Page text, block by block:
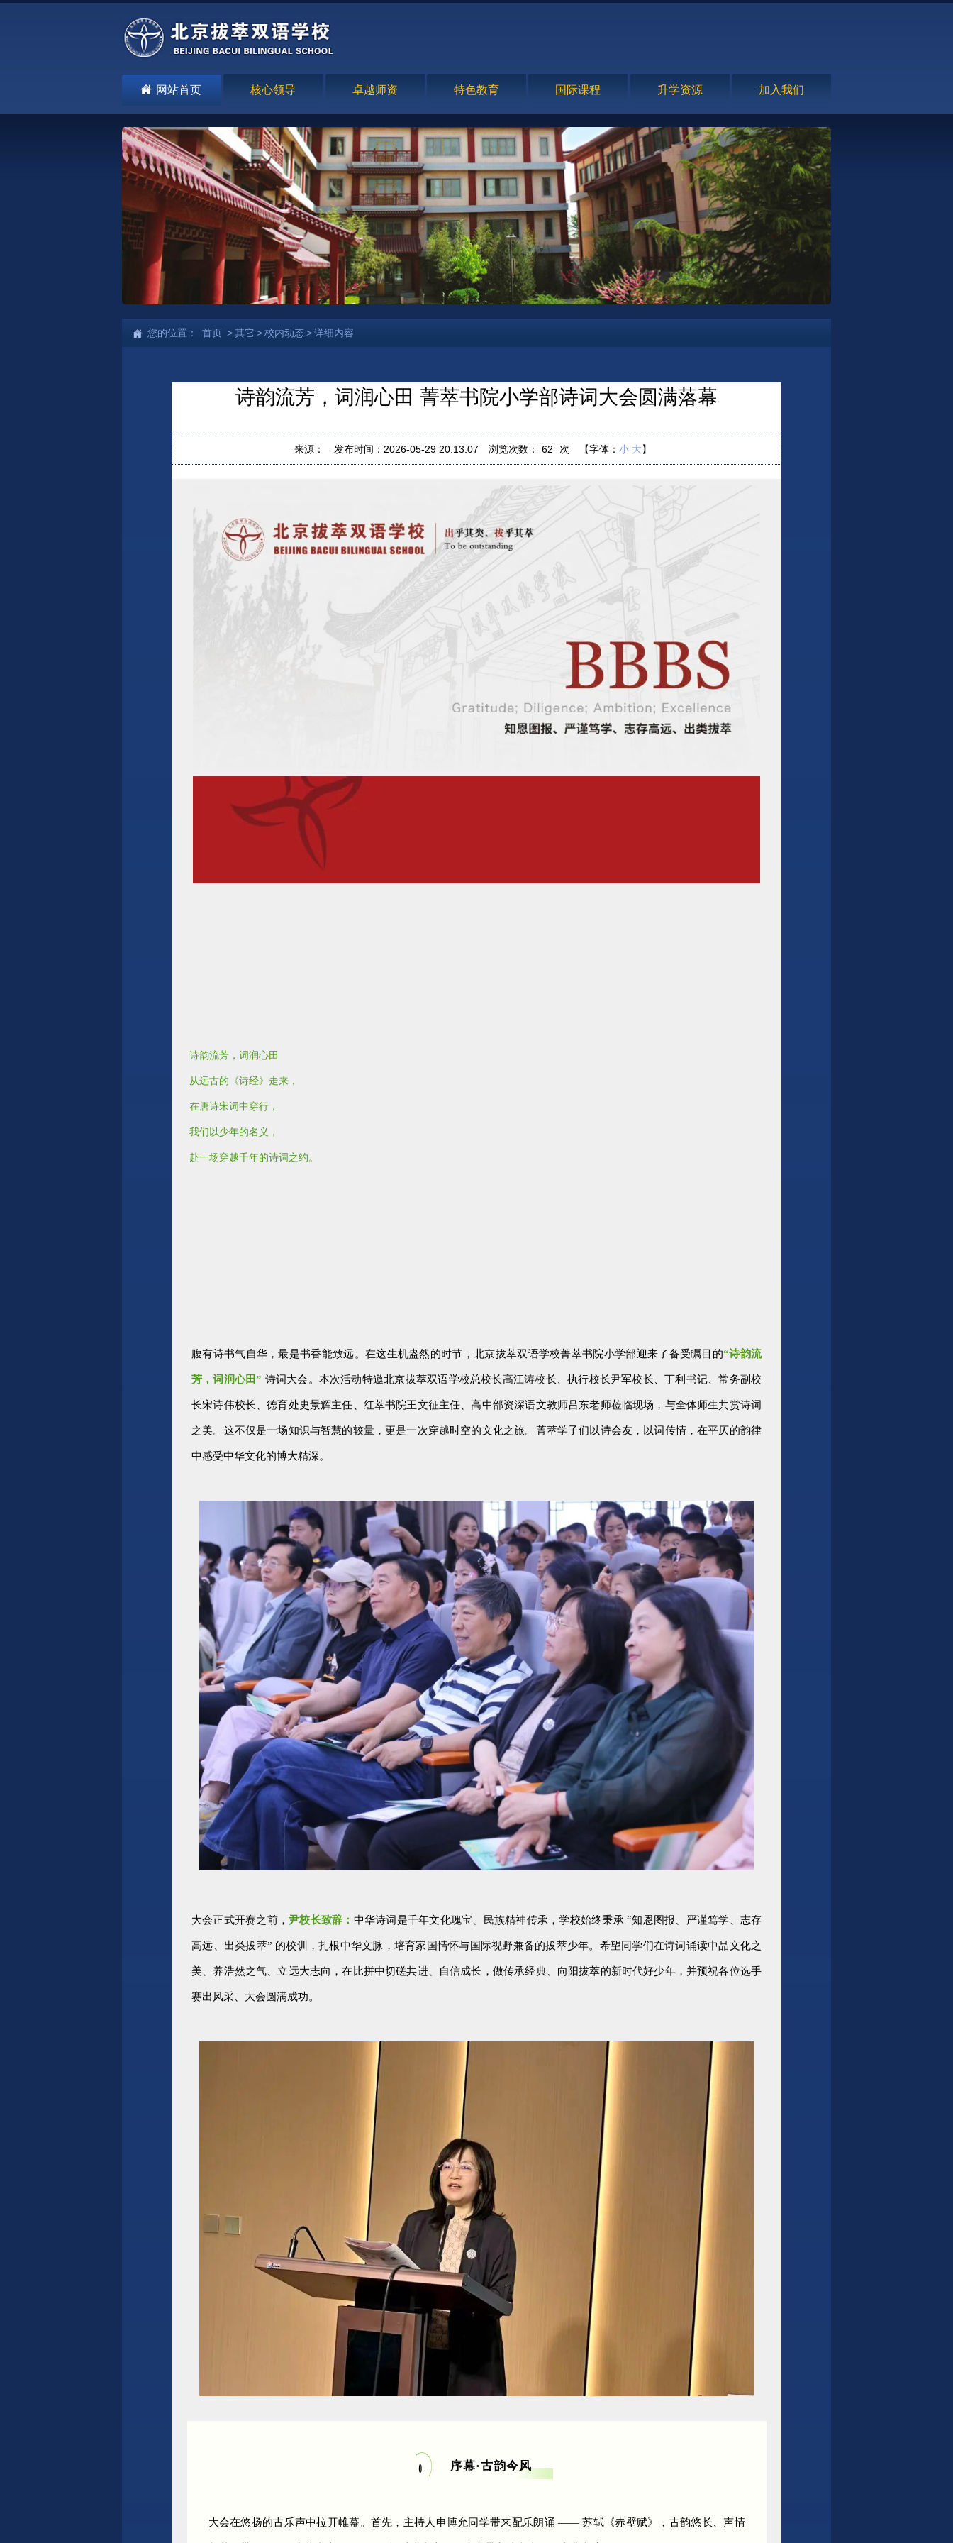
网站首页 核心领导 卓越师资 特色教育 国际课程 升学资源 加入我们
您的位置： 首页 >其它 >校内动态>详细内容
诗韵流芳，词润心田 菁萃书院小学部诗词大会圆满落幕
来源： 发布时间：2026-05-29 20:13:07 浏览次数： 62 次 【字体： 小 大】
诗韵流芳，词润心田
从远古的《诗经》走来，
在唐诗宋词中穿行，
我们以少年的名义，
赴一场穿越千年的诗词之约。
腹有诗书气自华，最是书香能致远。在这生机盎然的时节，北京拔萃双语学校菁萃书院小学部迎来了备受瞩目的“诗韵流
芳，词润心田” 诗词大会。本次活动特邀北京拔萃双语学校总校长高江涛校长、执行校长尹军校长、丁利书记、常务副校
长宋诗伟校长、德育处史景辉主任、红萃书院王文征主任、高中部资深语文教师吕东老师莅临现场 ，与全体师生共赏诗词
之美。这不仅是一场知识与智慧的较量，更是一次穿越时空的文化之旅。菁萃学子们以诗会友，以词传情，在平仄的韵律
中感受中华文化的博大精深。
大会正式开赛之前，尹校长致辞： 中华诗词是千年文化瑰宝、民族精神传承，学校始终秉承 “知恩图报、严谨笃学、志存
高远、出类拔萃” 的校训，扎根中华文脉，培育家国情怀与国际视野兼备的拔萃少年。希望同学们在诗词诵读中品文化之
美、养浩然之气、立远大志向，在比拼中切磋共进、自信成长，做传承经典、向阳拔萃的新时代好少年，并预祝各位选手
赛出风采、大会圆满成功。
0
序幕·古韵今风
大会在悠扬的古乐声中拉开帷幕。首先，主持人申博允同学带来配乐朗诵 —— 苏轼《赤壁赋》，古韵悠长、声情